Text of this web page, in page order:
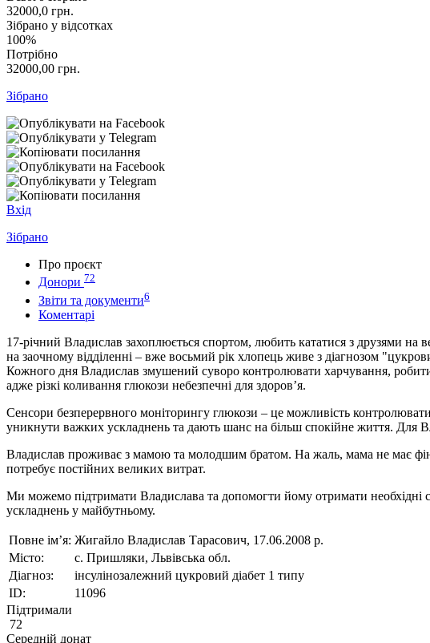
32000,0 грн.
Зібрано у відсотках
100%
Потрібно
32000,00 грн.
Зібрано
Вхід
Зібрано
Про проєкт
Донори 72
Звіти та документи6
Коментарі
17-річний Владислав захоплюється спортом, любить кататися з друзями
на заочному відділенні – вже восьмий рік хлопець живе з діагнозом
Кожного дня Владислав змушений суворо контролювати харчування, робити
адже різкі коливання глюкози небезпечні для здоров’я.
Сенсори безперервного моніторингу глюкози – це можливість
уникнути важких ускладнень та дають шанс на більш спокійне життя. Для
Владислав проживає з мамою та молодшим братом. На жаль, мама не має
потребує постійних великих витрат.
Ми можемо підтримати Владислава та допомогти йому отримати необхідні
ускладнень у майбутньому.
Повне ім’я: Жигайло Владислав Тарасович, 17.06.2008 р.
Місто:
с. Пришляки, Львівська обл.
Діагноз:
інсулінозалежний цукровий діабет 1 типу
ID:
11096
Підтримали
72
Середній донат